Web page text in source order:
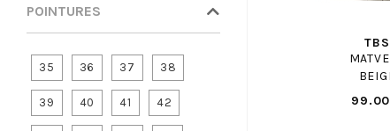
BRUNO PREMI
BULLBOXER
BULLBOXER F
CAMPER
POINTURES
35 36 37 38
39 40 41 42
TBS